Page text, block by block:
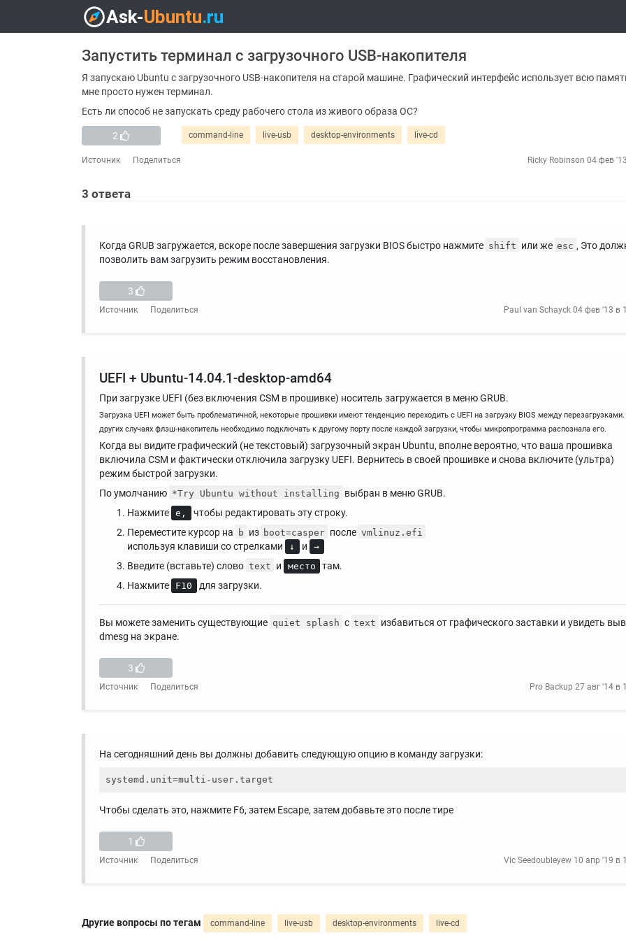
Запустить терминал с загрузочного USB-накопителя
Я запускаю Ubuntu с загрузочного USB-накопителя на старой машине. Графический интерфейс использует всю
мне просто нужен терминал.
Есть ли способ не запускать среду рабочего стола из живого образа ОС?
2 command-line live-usb desktop-environments live-cd
Источник Поделиться Ricky Robinson 04 фев
3 ответа
Когда GRUB загружается, вскоре после завершения загрузки BIOS быстро нажмите shift или же esc , Это
позволить вам загрузить режим восстановления.
3
Источник Поделиться Paul van Schayck 04 фев '13 в
UEFI + Ubuntu-14.04.1-desktop-amd64
При загрузке UEFI (без включения CSM в прошивке) носитель загружается в меню GRUB.
Загрузка UEFI может быть проблематичной, некоторые прошивки имеют тенденцию переходить с UEFI на загрузку BIOS между перезагрузками.
других случаях флэш-накопитель необходимо подключать к другому порту после каждой загрузки, чтобы микропрограмма распознала его.
Когда вы видите графический (не текстовый) загрузочный экран Ubuntu, вполне вероятно, что ваша прошивка
включила CSM и фактически отключила загрузку UEFI. Вернитесь в своей прошивке и снова включите (ультра)
режим быстрой загрузки.
По умолчанию *Try Ubuntu without installing выбран в меню GRUB.
Нажмите
e,
чтобы редактировать эту строку.
Переместите курсор на
b из boot=casper после vmlinuz.efi
используя клавиши со стрелками ↓ и →
Введите (вставьте) слово text и место
там.
Нажмите
F10 для загрузки.
Вы можете заменить существующие quiet splash с text избавиться от графического заставки и увидеть
dmesg на экране.
3
Источник Поделиться Pro Backup 27 авг '14 в
На сегодняшний день вы должны добавить следующую опцию в команду загрузки:
Чтобы сделать это, нажмите F6, затем Escape, затем добавьте это после тире
1
Источник Поделиться Vic Seedoubleyew 10 апр '19 в
Другие вопросы по тегам command-line live-usb desktop-environments live-cd